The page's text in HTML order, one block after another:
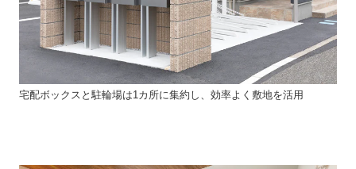
宅配ボックスと駐輪場は1カ所に集約し、効率よく敷地を活用